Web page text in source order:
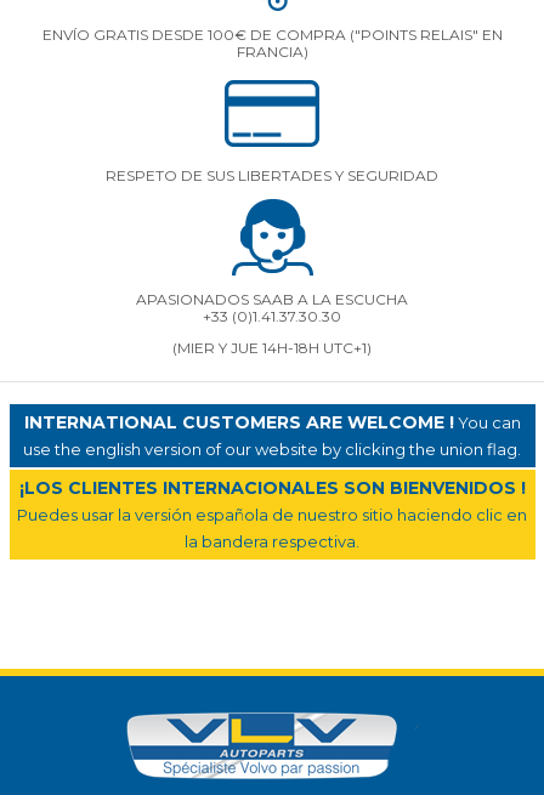
ENVÍO GRATIS DESDE 100€ DE COMPRA ("POINTS RELAIS" EN
FRANCIA)
RESPETO DE SUS LIBERTADES Y SEGURIDAD
APASIONADOS SAAB A LA ESCUCHA
+33 (0)1.41.37.30.30
(MIER Y JUE 14H-18H UTC+1)
INTERNATIONAL CUSTOMERS ARE WELCOME !You can
use the english version of our website by clicking the union flag.
¡LOS CLIENTES INTERNACIONALES SON BIENVENIDOS !
Puedes usar la versión española de nuestro sitio haciendo clic en
la bandera respectiva.